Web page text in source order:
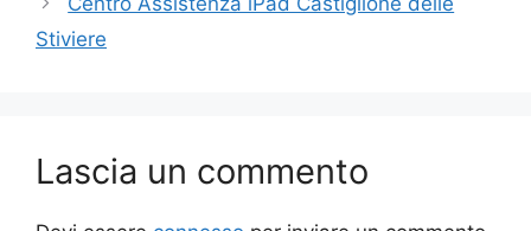
Stiviere
Lascia un commento